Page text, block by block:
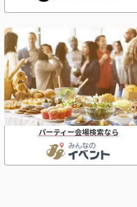
パーティー会場検索なら